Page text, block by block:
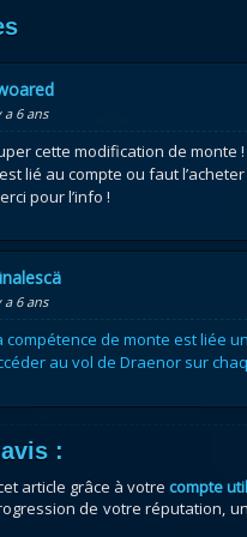
a 6 ans
cette modification de monte
lié au compte ou faut
pour l’info !
a 6 ans
compétence de monte est liée
au vol de Draenor sur
:
article grâce à votre compte
de votre réputation,